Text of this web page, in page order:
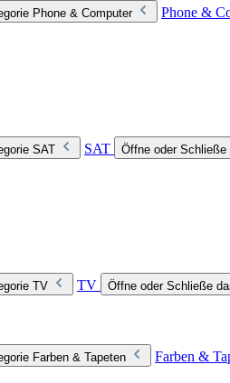
Phone & Computer Phone &
SAT SAT Öffne oder Schließe
TV TV Öffne oder Schließe
Farben & Tapeten Farben &